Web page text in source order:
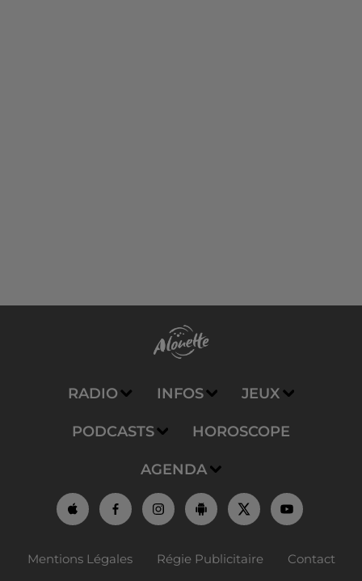
RADIO INFOS JEUX
PODCASTS HOROSCOPE
AGENDA
Mentions Légales Régie Publicitaire Contact